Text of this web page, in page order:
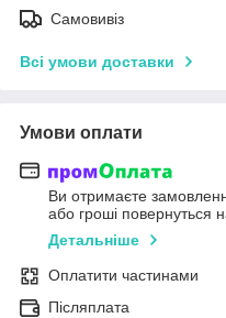
Самовивіз
Всі умови доставки
Умови оплати
Ви отримаєте
або гроші повернуться
Детальніше
Оплатити частинами
Післяплата